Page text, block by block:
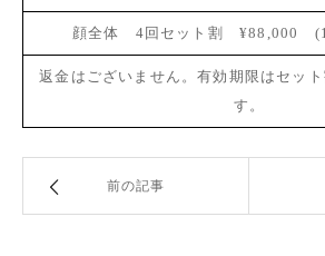
顔全体 4回セット割 ¥88,000
返金はございません。有効期限はセッ
す。
前の記事